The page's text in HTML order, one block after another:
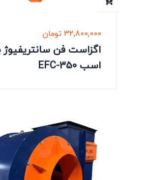
32,800,000تومان
اسب EFC-350